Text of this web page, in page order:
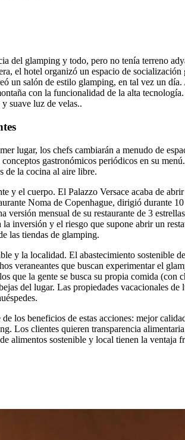
del glamping y todo, pero no tenía terreno
el hotel organizó un espacio de
un salón de estilo glamping, en tal vez un
con la funcionalidad de la alta
suave luz de velas..
lugar, los chefs cambiarán a menudo de
gastronómicos periódicos en su
de la cocina al aire libre.
y el cuerpo. El Palazzo Versace acaba de
Noma de Copenhague, dirigió durante
mensual de su restaurante de 3
inversión y el riesgo que supone abrir un
las tiendas de glamping.
y la localidad. El abastecimiento sostenible
veraneantes que buscan experimentar el
que la gente se busca su propia comida
del lugar. Las propiedades vacacionales
los beneficios de estas acciones: mejor
Los clientes quieren transparencia
alimentos sostenible y local tienen la ventaja